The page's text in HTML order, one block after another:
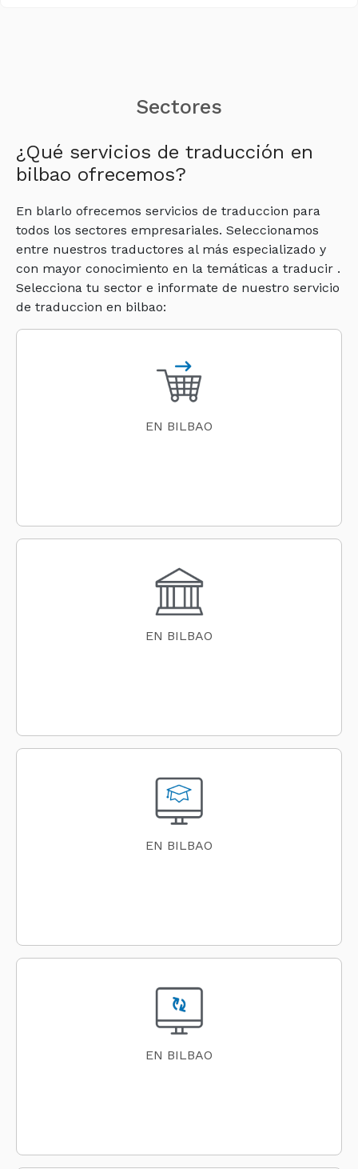
Sectores
¿Qué servicios de traducción en
bilbao ofrecemos?
En blarlo ofrecemos servicios de traduccion para
todos los sectores empresariales. Seleccionamos
entre nuestros traductores al más especializado y
con mayor conocimiento en la temáticas a traducir .
Selecciona tu sector e informate de nuestro servicio
de traduccion en bilbao:
EN BILBAO
EN BILBAO
EN BILBAO
EN BILBAO